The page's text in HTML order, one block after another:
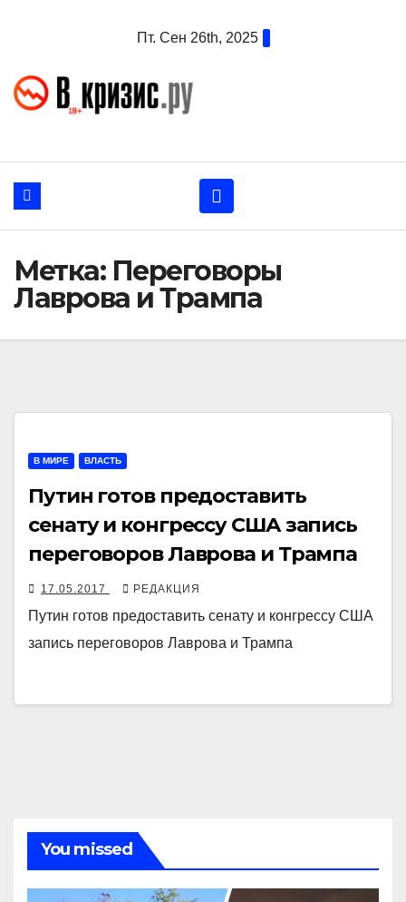
Пт. Сен 26th, 2025
Метка: Переговоры
Лаврова и Трампа
В МИРЕ ВЛАСТЬ
Путин готов предоставить
сенату и конгрессу США запись
переговоров Лаврова и Трампа
17.05.2017 РЕДАКЦИЯ
Путин готов предоставить сенату и конгрессу США
запись переговоров Лаврова и Трампа
You missed